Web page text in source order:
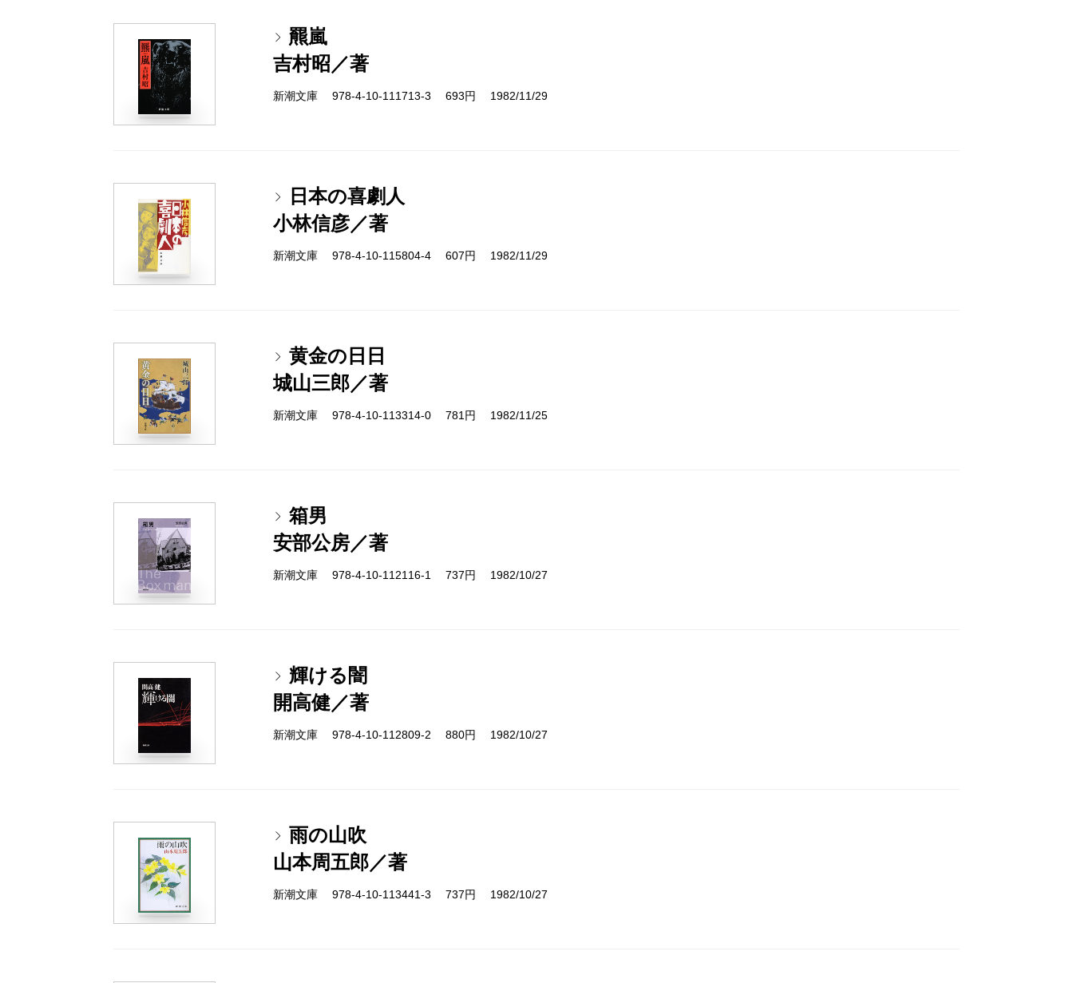
羆嵐
吉村昭／著
新潮文庫 978-4-10-111713-3 693円 1982/11/29
日本の喜劇人
小林信彦／著
新潮文庫 978-4-10-115804-4 607円 1982/11/29
黄金の日日
城山三郎／著
新潮文庫 978-4-10-113314-0 781円 1982/11/25
箱男
安部公房／著
新潮文庫 978-4-10-112116-1 737円 1982/10/27
輝ける闇
開高健／著
新潮文庫 978-4-10-112809-2 880円 1982/10/27
雨の山吹
山本周五郎／著
新潮文庫 978-4-10-113441-3 737円 1982/10/27